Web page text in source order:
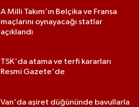
A Milli Takım'ın Belçika ve Fransa
maçlarını oynayacağı statlar
açıklandı
TSK'da atama ve terfi kararları
Resmi Gazete'de
Van'da aşiret düğününde bavullarla